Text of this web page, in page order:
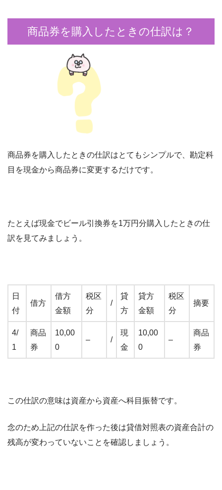
商品券を購入したときの仕訳は？
商品券を購入したときの仕訳はとてもシンプルで、勘定科
目を現金から商品券に変更するだけです。
たとえば現金でビール引換券を1万円分購入したときの仕
訳を見てみましょう。
日
付
借方
借方
金額
税区
分
/
貸
方
貸方
金額
税区
分
摘要
4/
1
商品
券
10,00
0
– /
現
金
10,00
0
–
商品
券
この仕訳の意味は資産から資産へ科目振替です。
念のため上記の仕訳を作った後は貸借対照表の資産合計の
残高が変わっていないことを確認しましょう。